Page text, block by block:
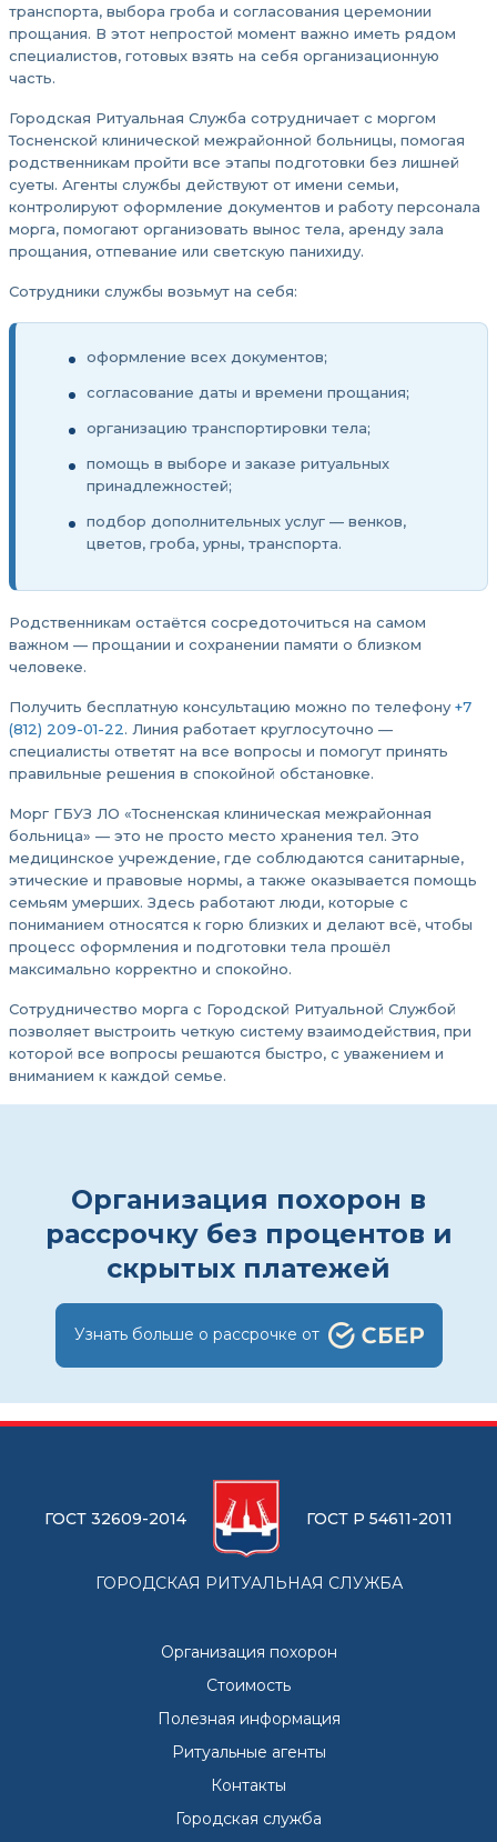
транспорта, выбора гроба и согласования церемонии
прощания. В этот непростой момент важно иметь рядом
специалистов, готовых взять на себя организационную
часть.
Городская Ритуальная Служба сотрудничает с моргом
Тосненской клинической межрайонной больницы, помогая
родственникам пройти все этапы подготовки без лишней
суеты. Агенты службы действуют от имени семьи,
контролируют оформление документов и работу персонала
морга, помогают организовать вынос тела, аренду зала
прощания, отпевание или светскую панихиду.
Сотрудники службы возьмут на себя:
оформление всех документов;
согласование даты и времени прощания;
организацию транспортировки тела;
помощь в выборе и заказе ритуальных
принадлежностей;
подбор дополнительных услуг — венков,
цветов, гроба, урны, транспорта.
Родственникам остаётся сосредоточиться на самом
важном — прощании и сохранении памяти о близком
человеке.
Получить бесплатную консультацию можно по телефону+7
(812) 209-01-22. Линия работает круглосуточно —
специалисты ответят на все вопросы и помогут принять
правильные решения в спокойной обстановке.
Морг ГБУЗ ЛО «Тосненская клиническая межрайонная
больница» — это не просто место хранения тел. Это
медицинское учреждение, где соблюдаются санитарные,
этические и правовые нормы, а также оказывается помощь
семьям умерших. Здесь работают люди, которые с
пониманием относятся к горю близких и делают всё, чтобы
процесс оформления и подготовки тела прошёл
максимально корректно и спокойно.
Сотрудничество морга с Городской Ритуальной Службой
позволяет выстроить четкую систему взаимодействия, при
которой все вопросы решаются быстро, с уважением и
вниманием к каждой семье.
Организация похорон в
рассрочку без процентов и
скрытых платежей
Узнать больше о рассрочке от
ГОСТ 32609-2014 ГОСТ Р 54611-2011
ГОРОДСКАЯ РИТУАЛЬНАЯ СЛУЖБА
Организация похорон
Стоимость
Полезная информация
Ритуальные агенты
Контакты
Городская служба